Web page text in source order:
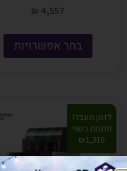
₪ 4,557
בחר אפשרויות
לזמן מוגבל!
מתנות בשווי
1,310 ₪